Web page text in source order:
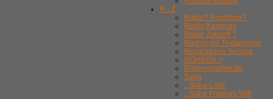
R - Z
Radio? Rundfunk?
Radio-Kameras
Radio Zukunft ?
Radios mit Textanzeige
Reparaturen Service
RÖHREN >
Röhrenprüfgeräte
Saba
.. Saba-Liste
.. Saba Freiburg WIII